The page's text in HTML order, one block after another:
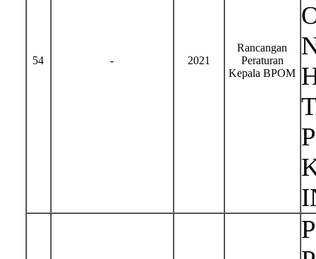
54 - 2021
Rancangan
Peraturan
Kepala BPOM